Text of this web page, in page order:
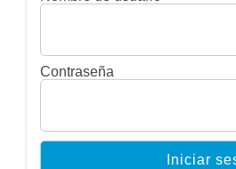
Contraseña